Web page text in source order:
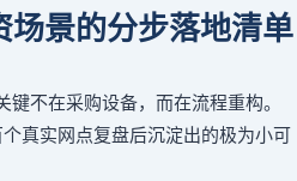
场景的分步落地清单
不在采购设备，而在流程重构。
真实网点复盘后沉淀出的极为小可